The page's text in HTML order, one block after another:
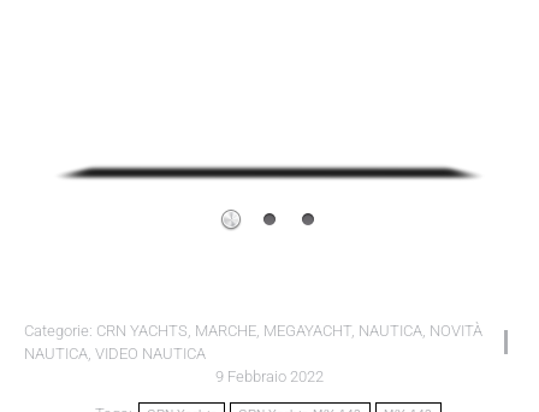
Categorie: CRN YACHTS, MARCHE, MEGAYACHT, NAUTICA, NOVITÀ
NAUTICA, VIDEO NAUTICA
9 Febbraio 2022